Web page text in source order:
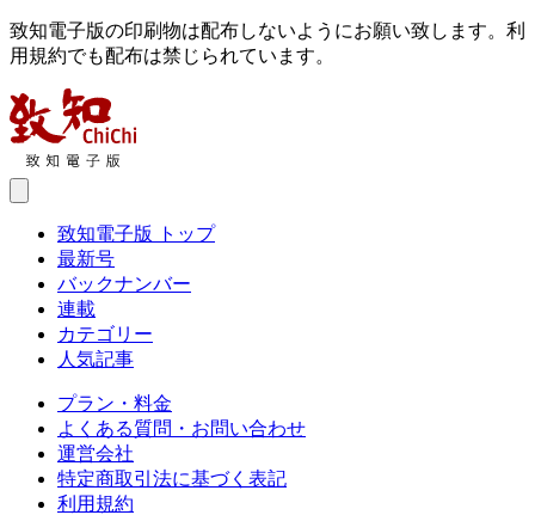
致知電子版の印刷物は配布しないようにお願い致します。利
用規約でも配布は禁じられています。
致知電子版 トップ
最新号
バックナンバー
連載
カテゴリー
人気記事
プラン・料金
よくある質問・お問い合わせ
運営会社
特定商取引法に基づく表記
利用規約